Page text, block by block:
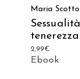
Maria Scotto
Sessualità
tenerezza
2,99€
Ebook